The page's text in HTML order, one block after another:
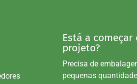
Está a começar
projeto?
Precisa de
pequenas